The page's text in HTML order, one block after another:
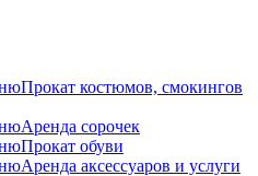
Прокат костюмов, смокингов
Аренда сорочек
Прокат обуви
Аренда аксессуаров и услуги